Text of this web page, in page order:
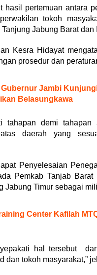
hasil pertemuan antara
tokoh
Jabung Barat
Kesra Hidayat
prosedur dan
Jambi
Belasungkawa
tahapan demi tahapan
daerah yang
Penyelesaian
Pemkab Tanjab
Jabung Timur sebagai
Center Kafilah
hal tersebut
dan tokoh masyarakat,”